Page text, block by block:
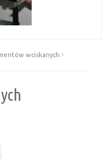
wciskanych